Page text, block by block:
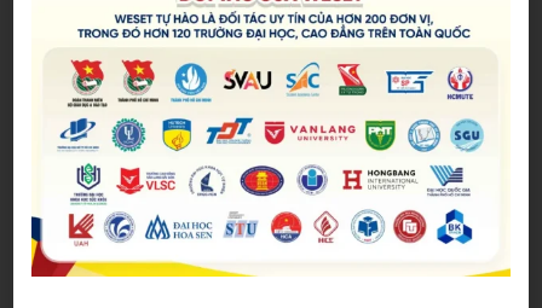
WESET gửi lời cảm ơn chân thành đến Hội Sinh viên
Viên Nam Thành phố Hồ Chí Minh đã tổ chức sự
kiện, tạo điều kiện cho WESET tiếp cận được nhiều
bạn sinh viên, tập thể sinh viên xuất sắc và tài năng,
cùng nhau học tập và tiến bộ trên hành trình mang
tri thức và ngoại ngữ đến cộng đồng sinh viên
Thành Phố.
Kết thúc sự kiện, WESET hy vọng rằng trung tâm sẽ